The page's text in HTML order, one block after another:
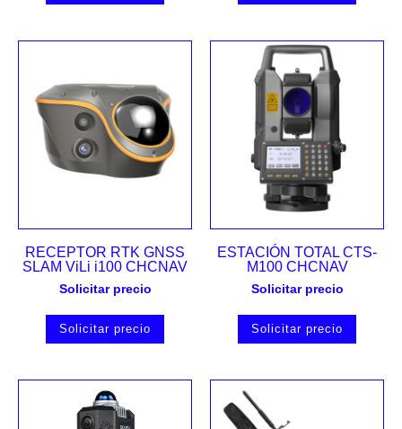
RECEPTOR RTK GNSS
SLAM ViLi i100 CHCNAV
Solicitar precio
Solicitar precio
ESTACIÓN TOTAL CTS-
M100 CHCNAV
Solicitar precio
Solicitar precio